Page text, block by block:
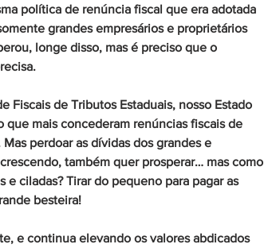
política de renúncia fiscal que era adotada
grandes empresários e proprietários
longe disso, mas é preciso que o
Fiscais de Tributos Estaduais, nosso Estado
mais concederam renúncias fiscais de
perdoar as dívidas dos grandes e
também quer prosperar… mas como
ciladas? Tirar do pequeno para pagar as
besteira!
e continua elevando os valores abdicados